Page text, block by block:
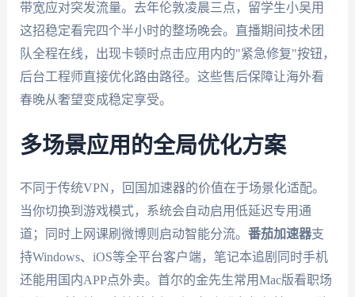
带宽应对突发流量。去年伦敦凌晨三点，留学生小吴用
这招稳定看完四个半小时的整场晚会。直播期间技术团
队全程在线，出现卡顿时点击应用内的"紧急修复"按钮，
后台工程师直接优化路由路径。这些售后保障让海外看
春晚从奢望变成稳定享受。
多场景应用的全局优化方案
不同于传统VPN，回国加速器的价值在于场景化适配。
当你切换到游戏模式，系统会自动启用低延迟专用通
道；同时上网课刷微博则启动智能分流。 番茄加速器支
持Windows、iOS等全平台客户端，笔记本追剧同时手机
还能用国内APP点外卖。首尔的金先生常用Mac版看职场